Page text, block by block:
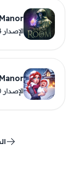
الإصدار 1.4
الإصدار 3.13.0